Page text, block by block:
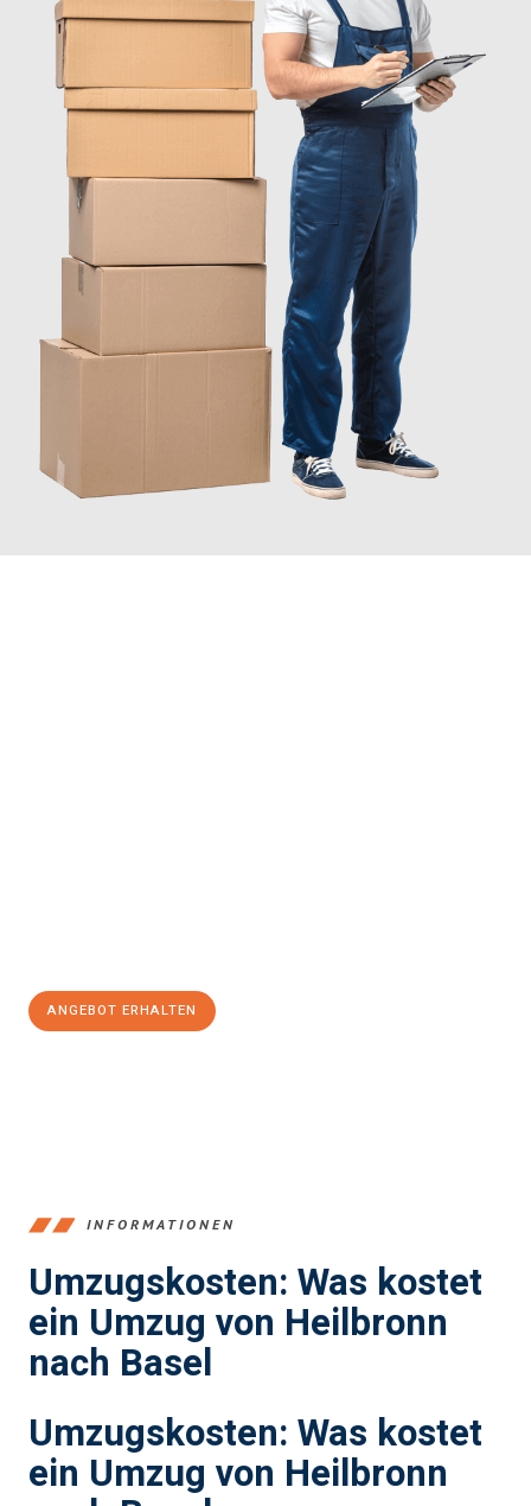
ANGEBOT ERHALTEN
INFORMATIONEN
Umzugskosten: Was kostet
ein Umzug von Heilbronn
nach Basel
Umzugskosten: Was kostet
ein Umzug von Heilbronn